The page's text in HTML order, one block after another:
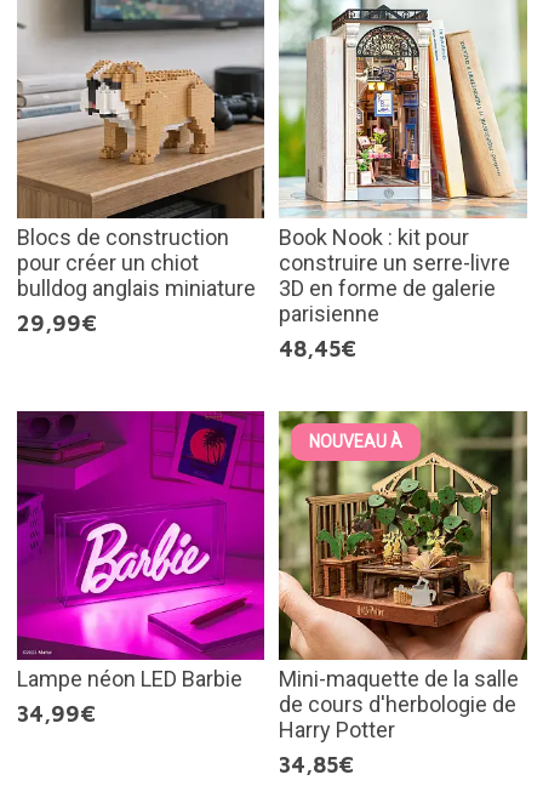
Blocs de construction
pour créer un chiot
bulldog anglais miniature
29,99€
Book Nook : kit pour
construire un serre-livre
3D en forme de galerie
parisienne
48,45€
Lampe néon LED Barbie
34,99€
NOUVEAU À
Mini-maquette de la salle
de cours d'herbologie de
Harry Potter
34,85€